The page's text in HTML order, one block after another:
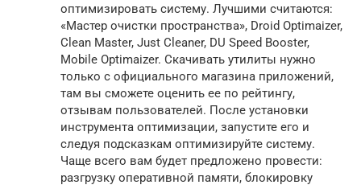
оптимизировать систему. Лучшими считаются:
«Мастер очистки пространства», Droid Optimaizer,
Clean Master, Just Cleaner, DU Speed Booster,
Mobile Optimaizer. Скачивать утилиты нужно
только с официального магазина приложений,
там вы сможете оценить ее по рейтингу,
отзывам пользователей. После установки
инструмента оптимизации, запустите его и
следуя подсказкам оптимизируйте систему.
Чаще всего вам будет предложено провести:
разгрузку оперативной памяти, блокировку